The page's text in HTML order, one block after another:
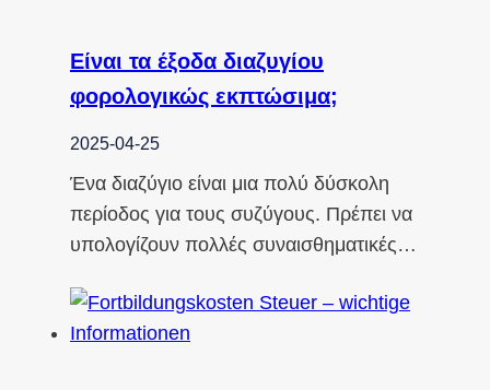
Είναι τα έξοδα διαζυγίου
φορολογικώς εκπτώσιμα;
2025-04-25
Ένα διαζύγιο είναι μια πολύ δύσκολη
περίοδος για τους συζύγους. Πρέπει να
υπολογίζουν πολλές συναισθηματικές…